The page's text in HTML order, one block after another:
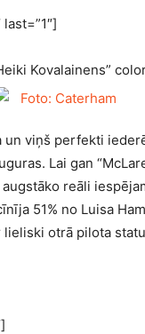
Kovalainens”
un viņš perfekti
Lai gan
reāli
51% no Luisa
lieliski otrā pilota